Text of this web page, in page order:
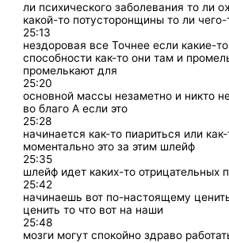
ли психического заболевания то ли
какой-то потусторонщины то ли чего-
25:13
нездоровая все Точнее если какие-
способности как-то они там и
промелькают для
25:20
основной массы незаметно и никто
во благо А если это
25:28
начинается как-то пиариться или как-
моментально это за этим шлейф
25:35
шлейф идет каких-то отрицательных
25:42
начинаешь вот по-настоящему
ценить то что вот на наши
25:48
мозги могут спокойно здраво